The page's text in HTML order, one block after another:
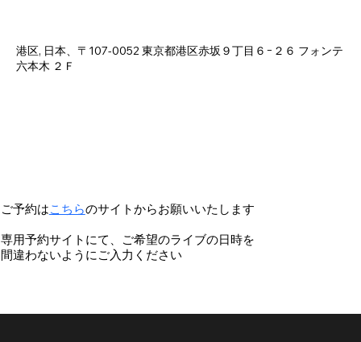
ご予約はこちらのサイトからお願いいたします
専用予約サイトにて、ご希望のライブの日時を
間違わないようにご入力ください
港区, 日本、〒107-0052 東京都港区赤坂９丁目６−２６ フォンテ
六本木 ２Ｆ